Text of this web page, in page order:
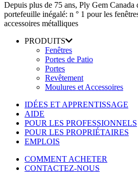
Depuis plus de 75 ans, Ply Gem
portefeuille inégalé: n ° 1 pour les
accessoires métalliques
PRODUITS
Fenêtres
Portes de Patio
Portes
Revêtement
Moulures et Accessoires
IDÉES ET APPRENTISSAGE
AIDE
POUR LES PROFESSIONNELS
POUR LES PROPRIÉTAIRES
EMPLOIS
COMMENT ACHETER
CONTACTEZ-NOUS